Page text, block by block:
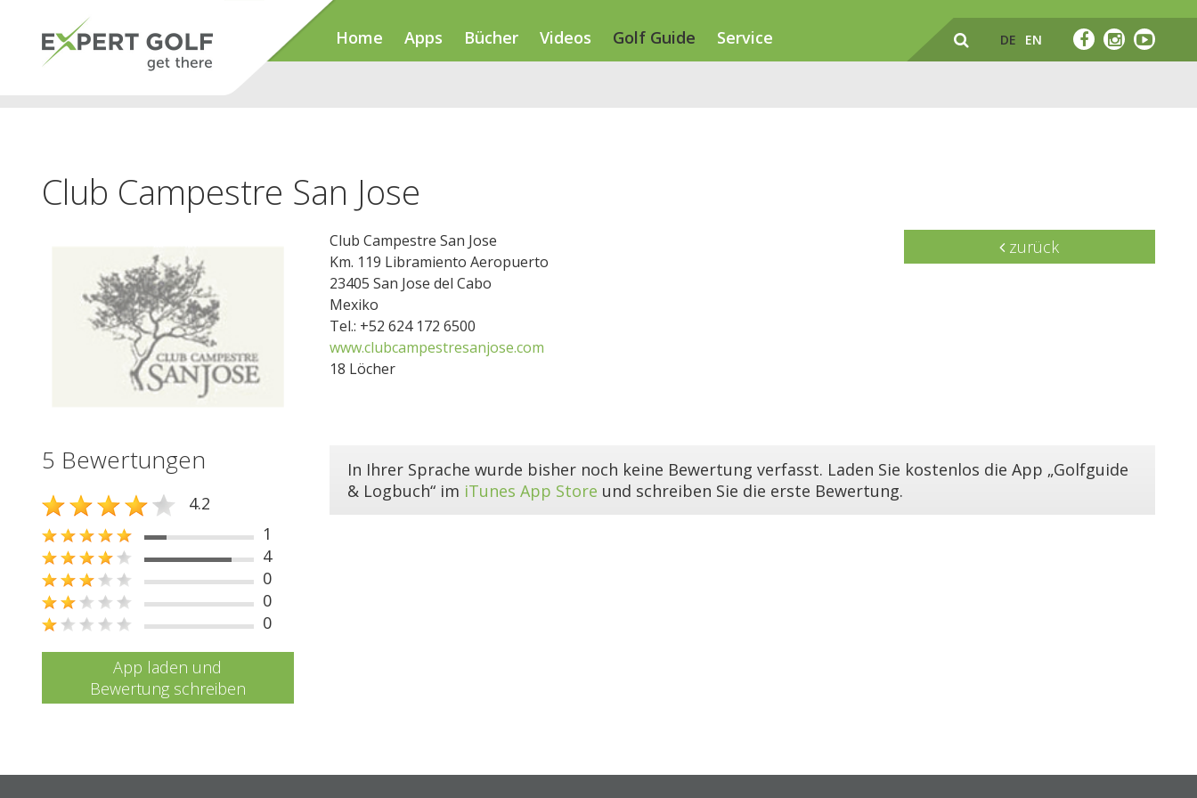
Home Apps Bücher Videos Golf Guide Service DE EN
Club Campestre San Jose
Club Campestre San Jose
Km. 119 Libramiento Aeropuerto
23405 San Jose del Cabo
Mexiko
Tel.: +52 624 172 6500
www.clubcampestresanjose.com
18 Löcher
zurück
5 Bewertungen
4.2
1
4
0
0
0
App laden und
Bewertung schreiben
In Ihrer Sprache wurde bisher noch keine Bewertung verfasst. Laden Sie kostenlos die App „Golfguide
& Logbuch“ im iTunes App Store und schreiben Sie die erste Bewertung.